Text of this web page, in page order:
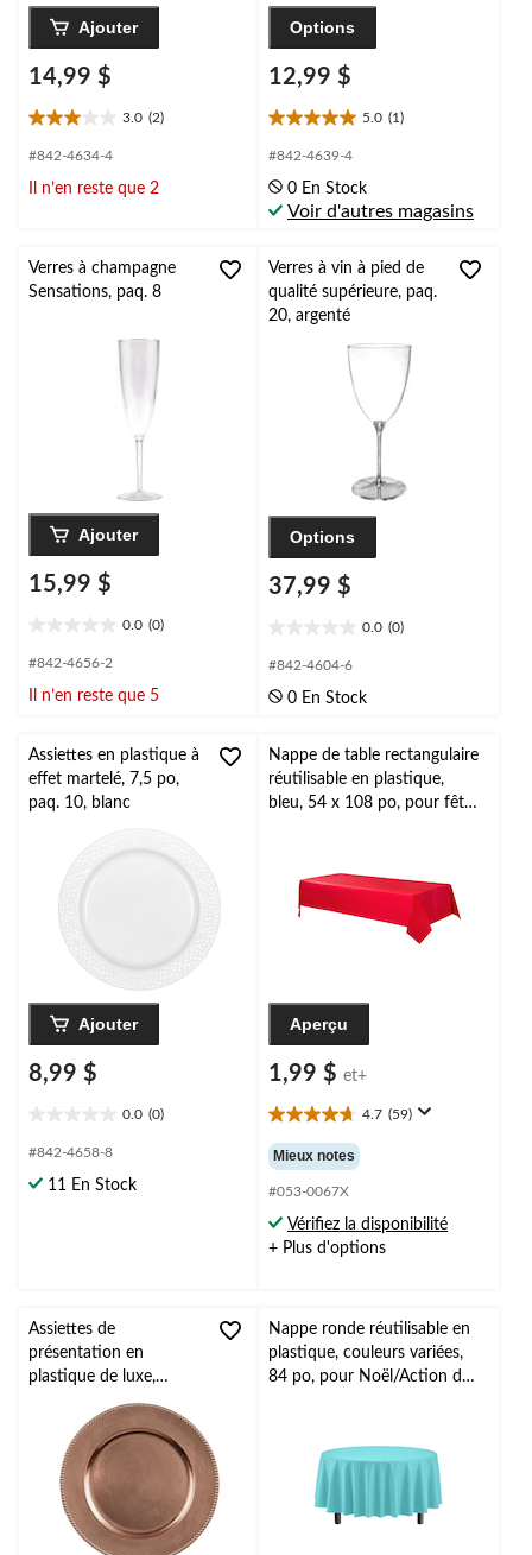
Ajouter
14,99 $
3.0 (2)
3.0
étoile(s)
5.
#842-4634-4
Il n’en reste que 2
Options
12,99 $
5.0 (1)
5.0
étoile(s)
5.
1
#842-4639-4
0 En Stock
Voir d'autres magasins
Verres à champagne
Sensations, paq. 8
Ajouter
15,99 $
0.0 (0)
étoile(s)
5.
#842-4656-2
Il n’en reste que 5
Verres à vin à pied de
qualité supérieure, paq.
20, argenté
Options
37,99 $
0.0 (0)
étoile(s)
5.
#842-4604-6
0 En Stock
Assiettes en plastique à
effet martelé, 7,5 po,
paq. 10, blanc
Ajouter
8,99 $
0.0 (0)
étoile(s)
5.
#842-4658-8
11 En Stock
Nappe de table rectangulaire
réutilisable en plastique,
bleu, 54 x 108 po, pour fête
Aperçu
1,99 $ et+
4.7 (59)
4.7
étoile(s)
sur
5.
59
évaluations
Mieux notes
#053-0067X
Vérifiez la disponibilité
+ Plus d'options
Assiettes de
présentation en
plastique de luxe,
paq. 4, rose doré
Nappe ronde réutilisable en
plastique, couleurs variées,
84 po, pour Noël/Action de